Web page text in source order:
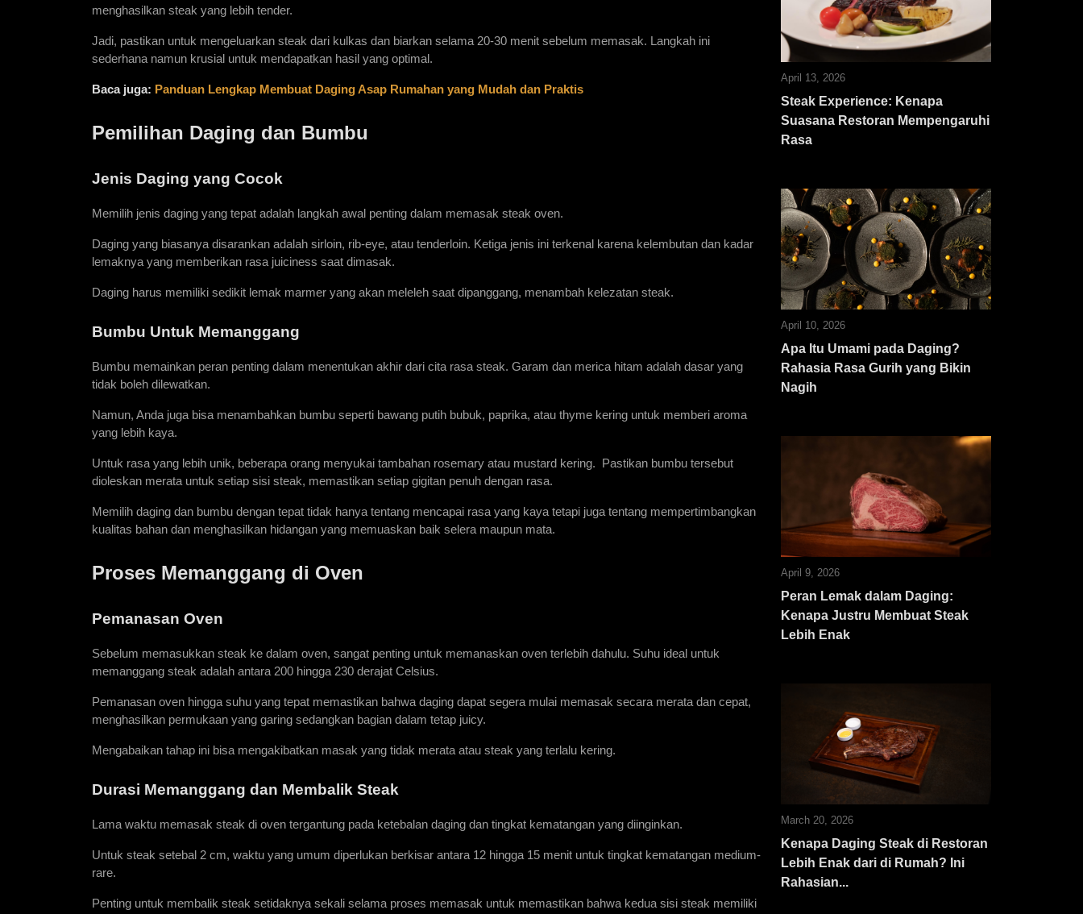
menghasilkan steak yang lebih tender.
Jadi, pastikan untuk mengeluarkan steak dari kulkas dan biarkan selama 20-30 menit sebelum memasak. Langkah ini
sederhana namun krusial untuk mendapatkan hasil yang optimal.
Baca juga: Panduan Lengkap Membuat Daging Asap Rumahan yang Mudah dan Praktis
Pemilihan Daging dan Bumbu
Jenis Daging yang Cocok
Memilih jenis daging yang tepat adalah langkah awal penting dalam memasak steak oven.
Daging yang biasanya disarankan adalah sirloin, rib-eye, atau tenderloin. Ketiga jenis ini terkenal karena kelembutan dan kadar
lemaknya yang memberikan rasa juiciness saat dimasak.
Daging harus memiliki sedikit lemak marmer yang akan meleleh saat dipanggang, menambah kelezatan steak.
Bumbu Untuk Memanggang
Bumbu memainkan peran penting dalam menentukan akhir dari cita rasa steak. Garam dan merica hitam adalah dasar yang
tidak boleh dilewatkan.
Namun, Anda juga bisa menambahkan bumbu seperti bawang putih bubuk, paprika, atau thyme kering untuk memberi aroma
yang lebih kaya.
Untuk rasa yang lebih unik, beberapa orang menyukai tambahan rosemary atau mustard kering.  Pastikan bumbu tersebut
dioleskan merata untuk setiap sisi steak, memastikan setiap gigitan penuh dengan rasa.
Memilih daging dan bumbu dengan tepat tidak hanya tentang mencapai rasa yang kaya tetapi juga tentang mempertimbangkan
kualitas bahan dan menghasilkan hidangan yang memuaskan baik selera maupun mata.
Proses Memanggang di Oven
Pemanasan Oven
Sebelum memasukkan steak ke dalam oven, sangat penting untuk memanaskan oven terlebih dahulu. Suhu ideal untuk
memanggang steak adalah antara 200 hingga 230 derajat Celsius.
Pemanasan oven hingga suhu yang tepat memastikan bahwa daging dapat segera mulai memasak secara merata dan cepat,
menghasilkan permukaan yang garing sedangkan bagian dalam tetap juicy.
Mengabaikan tahap ini bisa mengakibatkan masak yang tidak merata atau steak yang terlalu kering.
Durasi Memanggang dan Membalik Steak
Lama waktu memasak steak di oven tergantung pada ketebalan daging dan tingkat kematangan yang diinginkan.
Untuk steak setebal 2 cm, waktu yang umum diperlukan berkisar antara 12 hingga 15 menit untuk tingkat kematangan medium-
rare.
Penting untuk membalik steak setidaknya sekali selama proses memasak untuk memastikan bahwa kedua sisi steak memiliki
April 13, 2026
Steak Experience: Kenapa
Suasana Restoran Mempengaruhi
Rasa
April 10, 2026
Apa Itu Umami pada Daging?
Rahasia Rasa Gurih yang Bikin
Nagih
April 9, 2026
Peran Lemak dalam Daging:
Kenapa Justru Membuat Steak
Lebih Enak
March 20, 2026
Kenapa Daging Steak di Restoran
Lebih Enak dari di Rumah? Ini
Rahasian...